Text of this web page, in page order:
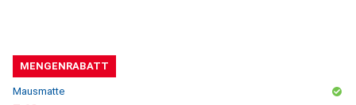
MENGENRABATT
Mausmatte